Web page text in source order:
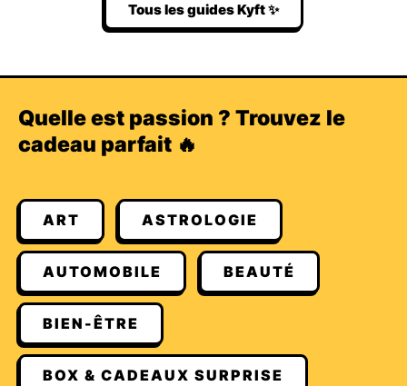
Tous les guides Kyft ✨
Quelle est passion ? Trouvez le
cadeau parfait 🔥
ART ASTROLOGIE
AUTOMOBILE BEAUTÉ
BIEN-ÊTRE
BOX & CADEAUX SURPRISE